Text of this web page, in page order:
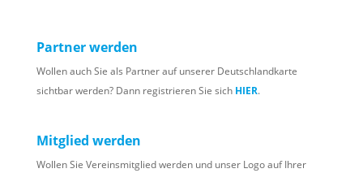
Partner werden
Wollen auch Sie als Partner auf unserer Deutschlandkarte
sichtbar werden? Dann registrieren Sie sich HIER.
Mitglied werden
Wollen Sie Vereinsmitglied werden und unser Logo auf Ihrer